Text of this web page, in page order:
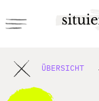
ÜBERSICHT